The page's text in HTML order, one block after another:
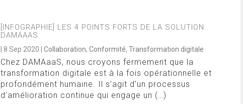
[INFOGRAPHIE] LES 4 POINTS FORTS DE LA SOLUTION
DAMAAAS
8 Sep 2020 |Collaboration,Conformité,Transformation digitale
Chez DAMAaaS, nous croyons fermement que la
transformation digitale est à la fois opérationnelle et
profondément humaine. Il s’agit d’un processus
d’amélioration continue qui engage un (…)